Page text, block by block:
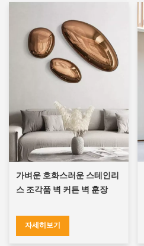
가벼운 호화스러운 스테인리
스 조각품 벽 커튼 벽 훈장
자세히보기